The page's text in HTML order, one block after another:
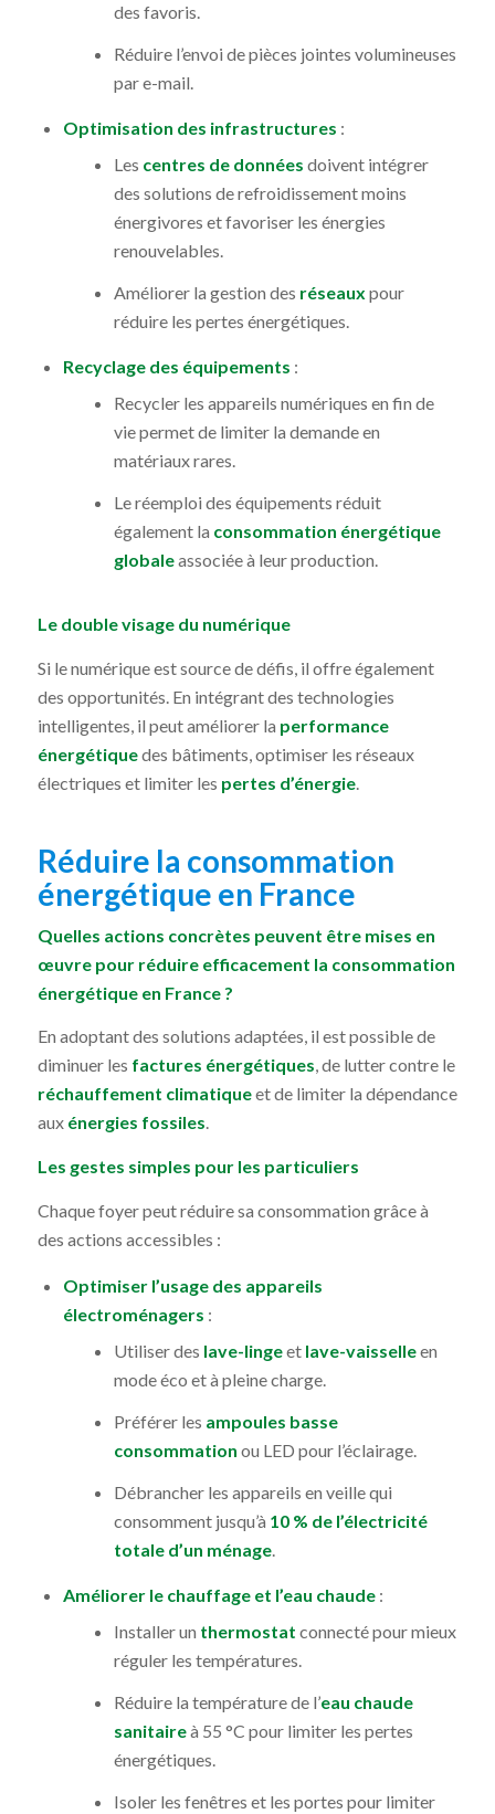
des favoris.
Réduire l’envoi de pièces jointes volumineuses
par e-mail.
Optimisation des infrastructures :
Les centres de données doivent intégrer
des solutions de refroidissement moins
énergivores et favoriser les énergies
renouvelables.
Améliorer la gestion des réseaux pour
réduire les pertes énergétiques.
Recyclage des équipements :
Recycler les appareils numériques en fin de
vie permet de limiter la demande en
matériaux rares.
Le réemploi des équipements réduit
également la consommation énergétique
globaleassociée à leur production.
Le double visage du numérique
Si le numérique est source de défis, il offre également
des opportunités. En intégrant des technologies
intelligentes, il peut améliorer la performance
énergétiquedes bâtiments, optimiser les réseaux
électriques et limiter les pertes d’énergie.
Réduire la consommation
énergétique en France
Quelles actions concrètes peuvent être mises en
œuvre pour réduire efficacement la consommation
énergétique en France ?
En adoptant des solutions adaptées, il est possible de
diminuer les factures énergétiques, de lutter contre le
réchauffement climatiqueet de limiter la dépendance
aux énergies fossiles.
Les gestes simples pour les particuliers
Chaque foyer peut réduire sa consommation grâce à
des actions accessibles :
Optimiser l’usage des appareils
électroménagers :
Utiliser des lave-lingeet lave-vaisselleen
mode éco et à pleine charge.
Préférer les ampoules basse
consommation ou LED pour l’éclairage.
Débrancher les appareils en veille qui
consomment jusqu’à 10 % de l’électricité
totale d’un ménage.
Améliorer le chauffage et l’eau chaude:
Installer un thermostat connecté pour mieux
réguler les températures.
Réduire la température de l’eau chaude
sanitaireà 55 °C pour limiter les pertes
énergétiques.
Isoler les fenêtres et les portes pour limiter